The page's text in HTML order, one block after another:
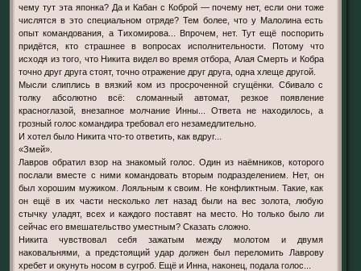
чему тут эта японка? Да и Кабан с Коброй — почему нет, если они тоже
числятся в это специальном отряде? Тем более, что у Малолина есть
опыт командования, а Тихомирова... Впрочем, нет. Тут ещё поспорить
придётся, кто страшнее в вопросах исполнительности. Потому что
исходя из того, что Никита видел во время отбора, Алая Смерть и Кобра
точно друг друга стоят, точно отражение друг друга, одна хлеще другой.
Мысли слиплись в вязкий ком из просроченной сгущёнки. Сбивало с
толку абсолютно всё: сломанный автомат, резкое появление
красноглазой, внезапное молчание Инны... Ответа не находилось, а
грозный голос командира требовал его незамедлительно.
И хотел было Никита что-то ответить, как вдруг...
«Змей».
Лавров обратил взор на знакомый голос. Один из наёмников, которого
послали вместе с ними командовать вторым подразделением. Нет, он
был хорошим мужиком. Лояльным к своим. Не конфликтным. Такие, как
он ещё в их части несколько лет назад были на вес золота, любую
стычку уладят, всех и каждого поставят на место. Но только было ли
сейчас его вмешательство уместным? Сказать сложно.
Никита чувствовал себя зажатым между молотом и двумя
наковальнями, а предстоящий удар должен был переломить Лаврову
хребет и окунуть носом в сугроб. Ещё и Инна, наконец, подала голос...